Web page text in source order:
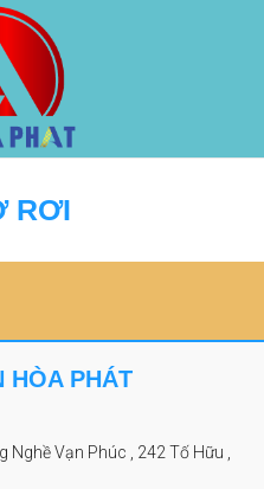
RƠI
HÒA PHÁT
Vạn Phúc , 242 Tố Hữu ,